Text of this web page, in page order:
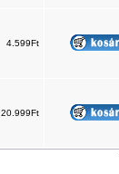
4.599Ft
20.999Ft